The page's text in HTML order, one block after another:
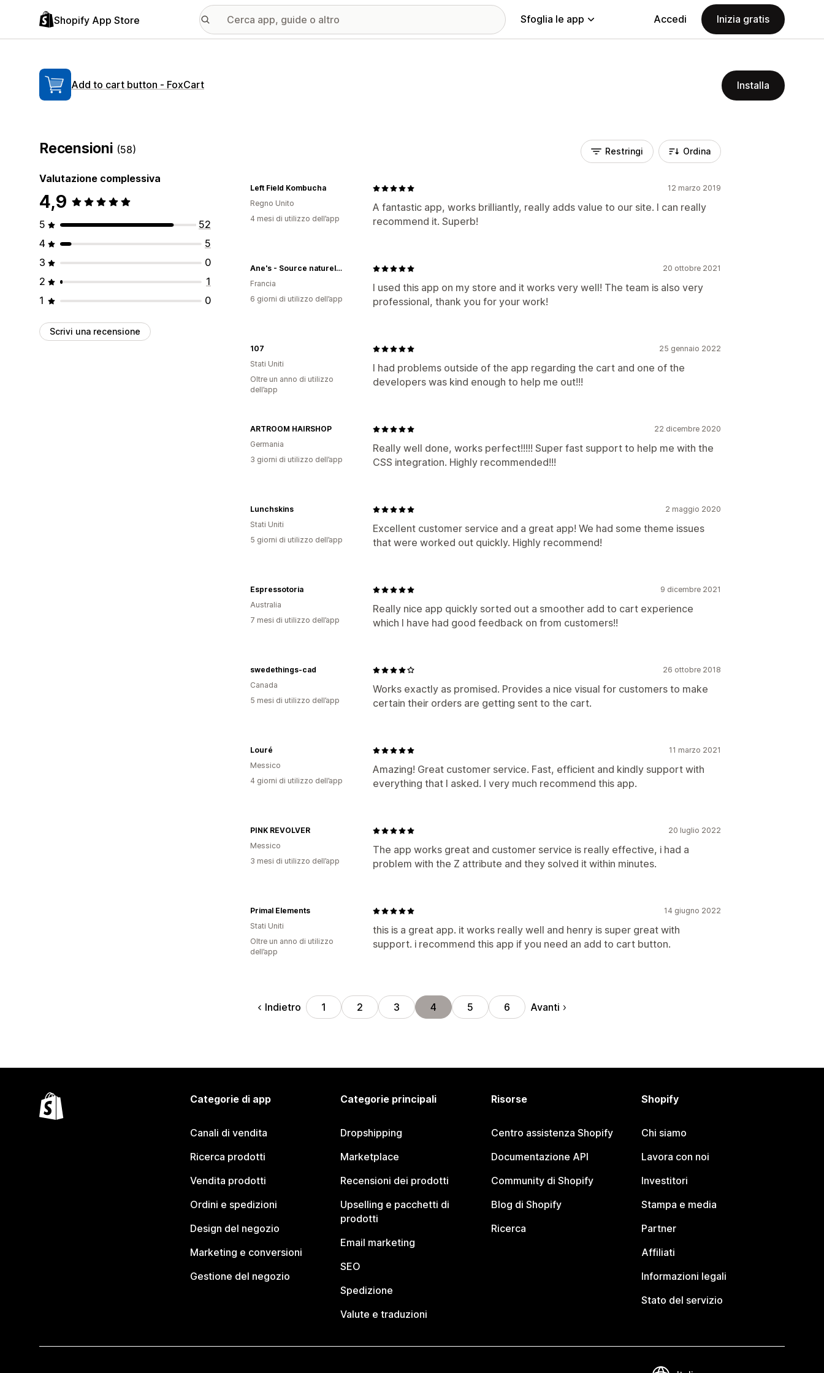
Shopify App Store Sfoglia le app Accedi Inizia gratis
Add to cart button ‑ FoxCart Installa
Recensioni (58)
Valutazione complessiva
4,9
5
52
4
5
3
0
2
1
1
0
Scrivi una recensione
Restringi Ordina
12 marzo 2019
A fantastic app, works brilliantly, really adds value to our site. I can really
recommend it. Superb!
Left Field Kombucha
Regno Unito
4 mesi di utilizzo dell’app
20 ottobre 2021
I used this app on my store and it works very well! The team is also very
professional, thank you for your work!
Ane's - Source naturelle de beauté
Francia
6 giorni di utilizzo dell’app
25 gennaio 2022
I had problems outside of the app regarding the cart and one of the
developers was kind enough to help me out!!!
107
Stati Uniti
Oltre un anno di utilizzo
dell’app
22 dicembre 2020
Really well done, works perfect!!!!! Super fast support to help me with the
CSS integration. Highly recommended!!!
ARTROOM HAIRSHOP
Germania
3 giorni di utilizzo dell’app
2 maggio 2020
Excellent customer service and a great app! We had some theme issues
that were worked out quickly. Highly recommend!
Lunchskins
Stati Uniti
5 giorni di utilizzo dell’app
9 dicembre 2021
Really nice app quickly sorted out a smoother add to cart experience
which I have had good feedback on from customers!!
Espressotoria
Australia
7 mesi di utilizzo dell’app
26 ottobre 2018
Works exactly as promised. Provides a nice visual for customers to make
certain their orders are getting sent to the cart.
swedethings-cad
Canada
5 mesi di utilizzo dell’app
11 marzo 2021
Amazing! Great customer service. Fast, efficient and kindly support with
everything that I asked. I very much recommend this app.
Louré
Messico
4 giorni di utilizzo dell’app
20 luglio 2022
The app works great and customer service is really effective, i had a
problem with the Z attribute and they solved it within minutes.
PINK REVOLVER
Messico
3 mesi di utilizzo dell’app
14 giugno 2022
this is a great app. it works really well and henry is super great with
support. i recommend this app if you need an add to cart button.
Primal Elements
Stati Uniti
Oltre un anno di utilizzo
dell’app
Indietro 1 2 3 4 5 6 Avanti
Categorie di app
Canali di vendita
Ricerca prodotti
Vendita prodotti
Ordini e spedizioni
Design del negozio
Marketing e conversioni
Gestione del negozio
Categorie principali
Dropshipping
Marketplace
Recensioni dei prodotti
Upselling e pacchetti di
prodotti
Email marketing
SEO
Spedizione
Valute e traduzioni
Risorse
Centro assistenza Shopify
Documentazione API
Community di Shopify
Blog di Shopify
Ricerca
Shopify
Chi siamo
Lavora con noi
Investitori
Stampa e media
Partner
Affiliati
Informazioni legali
Stato del servizio